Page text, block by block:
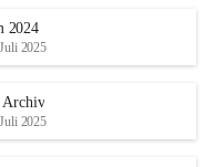
2024
2025
Archiv
2025